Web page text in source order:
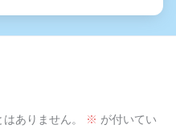
ありません。 ※ が付いてい